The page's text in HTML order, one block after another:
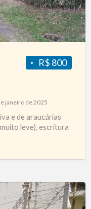
R$ 800
janeiro de 2025
e de araucárias
leve), escritura